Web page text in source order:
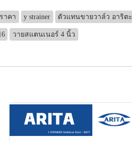
าคา y strainer ตัวแทนขายวาล์ว อาริตะ
วายสแตนเนอร์ 4 นิ้ว